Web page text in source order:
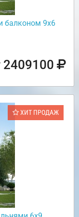
балконом 9х6
2409100
ХИТ ПРОДАЖ